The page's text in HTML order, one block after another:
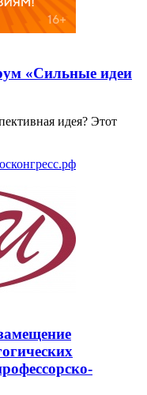
«Сильные идеи
идея? Этот